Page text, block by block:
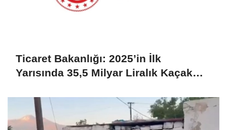
Ticaret Bakanlığı: 2025’in İlk
Yarısında 35,5 Milyar Liralık Kaçak